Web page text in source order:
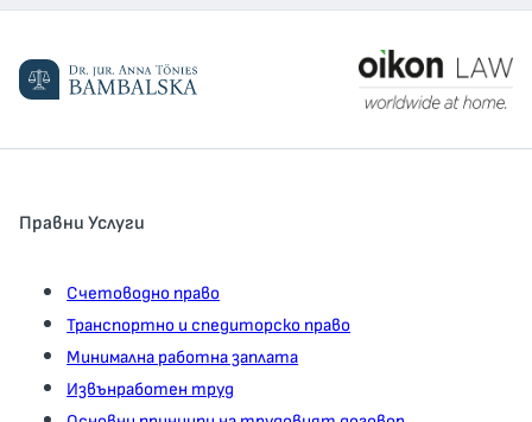
Правни Услуги
Счетоводно право
Транспортно и спедиторско право
Минимална работна заплата
Извънработен труд